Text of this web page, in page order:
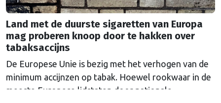
Land met de duurste sigaretten van Europa
mag proberen knoop door te hakken over
tabaksaccijns
De Europese Unie is bezig met het verhogen van de
minimum accijnzen op tabak. Hoewel rookwaar in de
meeste Europese lidstaten door nationale